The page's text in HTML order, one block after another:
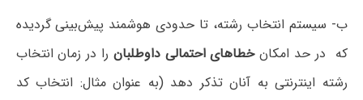
ب‌- سیستم انتخاب رشته، تا حدودی هوشمند پیش‌بینی گردیده
که در حد امکانخطاهای احتمالی داوطلبان را در زمان انتخاب
رشته اینترنتی به آنان تذکر دهد (به عنوان مثال: انتخاب کد